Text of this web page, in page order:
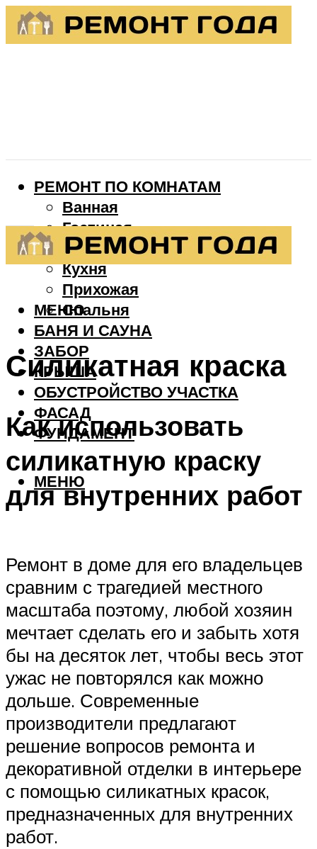
РЕМОНТ ПО КОМНАТАМ
Ванная
Гостиная
Детская
Кухня
Прихожая
Спальня
БАНЯ И САУНА
ЗАБОР
КРЫША
ОБУСТРОЙСТВО УЧАСТКА
ФАСАД
ФУНДАМЕНТ
МЕНЮ
МЕНЮ
Силикатная краска
Как использовать
силикатную краску
для внутренних работ
Ремонт в доме для его владельцев
сравним с трагедией местного
масштаба поэтому, любой хозяин
мечтает сделать его и забыть хотя
бы на десяток лет, чтобы весь этот
ужас не повторялся как можно
дольше. Современные
производители предлагают
решение вопросов ремонта и
декоративной отделки в интерьере
с помощью силикатных красок,
предназначенных для внутренних
работ.